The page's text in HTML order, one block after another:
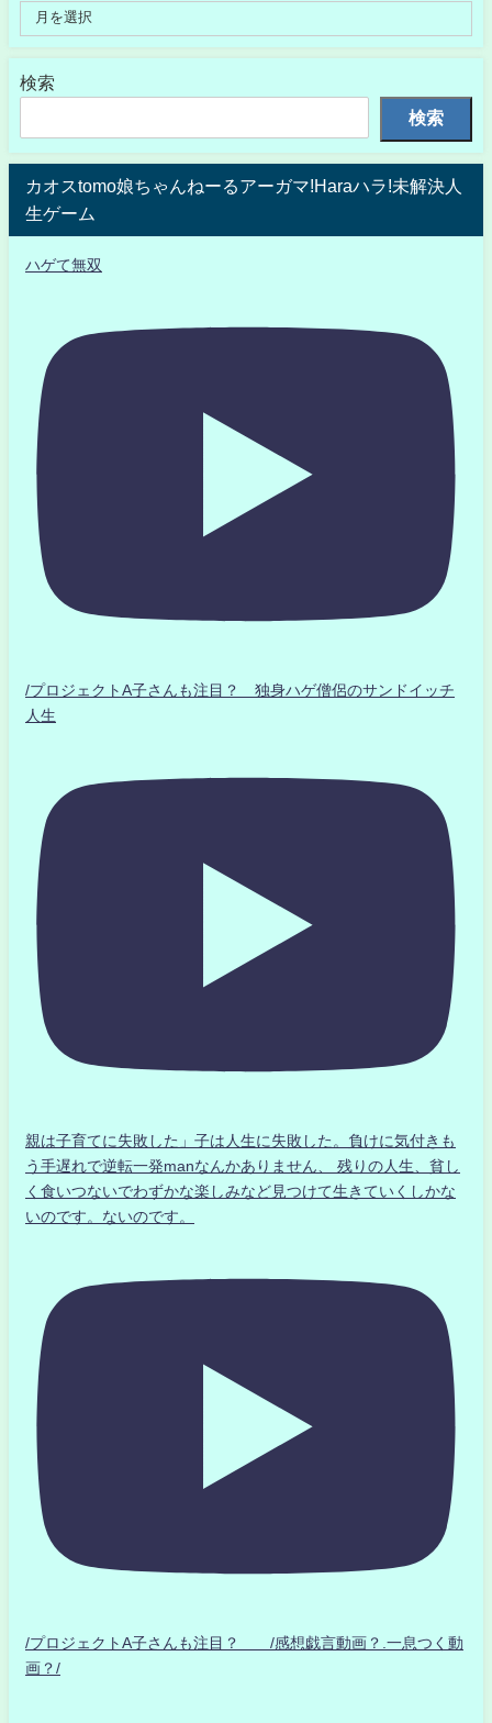
検索
検索
カオスtomo娘ちゃんねーるアーガマ!Haraハラ!未解決人
生ゲーム
ハゲて無双
/プロジェクトA子さんも注目？ 独身ハゲ僧侶のサンドイッチ
人生
親は子育てに失敗した」子は人生に失敗した。負けに気付きも
う手遅れで逆転一発manなんかありません、 残りの人生、貧し
く食いつないでわずかな楽しみなど見つけて生きていくしかな
いのです。ないのです。
/プロジェクトA子さんも注目？ /感想戯言動画？.一息つく動
画？/